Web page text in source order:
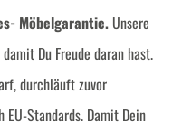
Möbelgarantie. Unsere
Du Freude daran hast.
durchläuft zuvor
EU-Standards. Damit Dein